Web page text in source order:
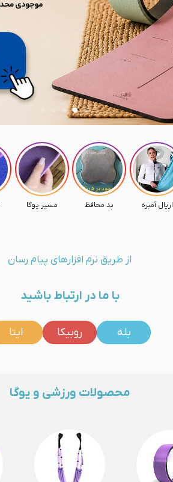
اریال آمبره پد محافظ مسیر یوگا
از طریق نرم افزارهای پیام رسان
با ما در ارتباط باشید
بله روبیکا ایتا
محصولات ورزشی و یوگا